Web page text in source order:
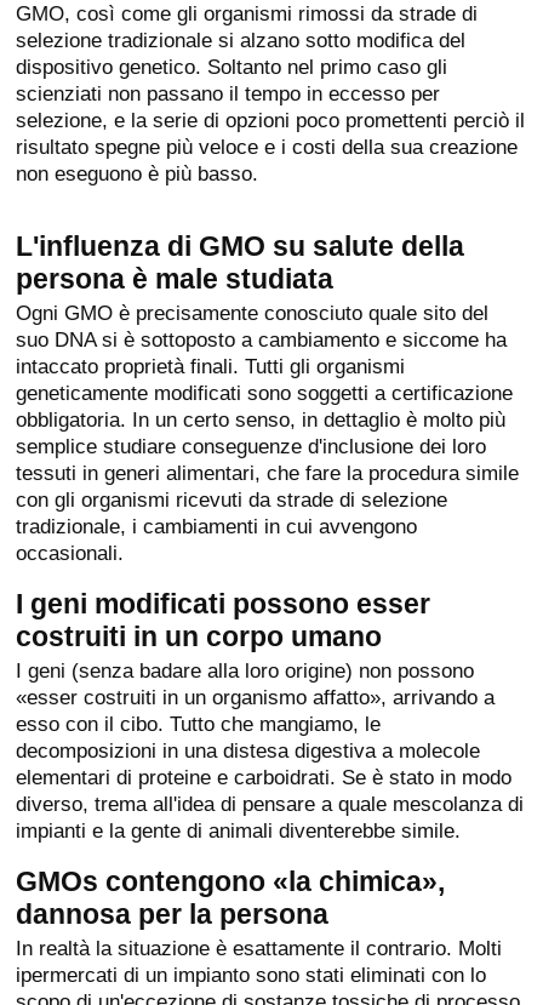
GMO, così come gli organismi rimossi da strade di
selezione tradizionale si alzano sotto modifica del
dispositivo genetico. Soltanto nel primo caso gli
scienziati non passano il tempo in eccesso per
selezione, e la serie di opzioni poco promettenti perciò il
risultato spegne più veloce e i costi della sua creazione
non eseguono è più basso.
L'influenza di GMO su salute della
persona è male studiata
Ogni GMO è precisamente conosciuto quale sito del
suo DNA si è sottoposto a cambiamento e siccome ha
intaccato proprietà finali. Tutti gli organismi
geneticamente modificati sono soggetti a certificazione
obbligatoria. In un certo senso, in dettaglio è molto più
semplice studiare conseguenze d'inclusione dei loro
tessuti in generi alimentari, che fare la procedura simile
con gli organismi ricevuti da strade di selezione
tradizionale, i cambiamenti in cui avvengono
occasionali.
I geni modificati possono esser
costruiti in un corpo umano
I geni (senza badare alla loro origine) non possono
«esser costruiti in un organismo affatto», arrivando a
esso con il cibo. Tutto che mangiamo, le
decomposizioni in una distesa digestiva a molecole
elementari di proteine e carboidrati. Se è stato in modo
diverso, trema all'idea di pensare a quale mescolanza di
impianti e la gente di animali diventerebbe simile.
GMOs contengono «la chimica»,
dannosa per la persona
In realtà la situazione è esattamente il contrario. Molti
ipermercati di un impianto sono stati eliminati con lo